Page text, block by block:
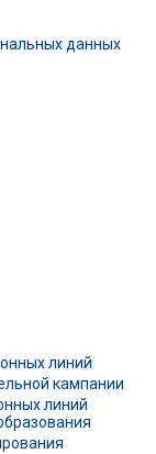
данных
линий
кампании
линий